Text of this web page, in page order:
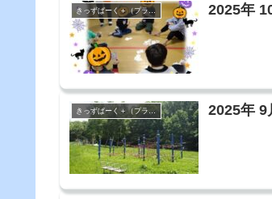
きっずぱーく＋（プラス） 2025年
きっずぱーく＋（プラス） 2025年 9